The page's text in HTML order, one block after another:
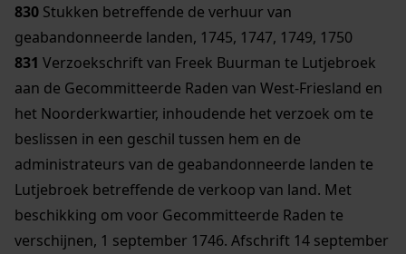
830 Stukken betreffende de verhuur van
geabandonneerde landen, 1745, 1747, 1749, 1750
831 Verzoekschrift van Freek Buurman te Lutjebroek
aan de Gecommitteerde Raden van West-Friesland en
het Noorderkwartier, inhoudende het verzoek om te
beslissen in een geschil tussen hem en de
administrateurs van de geabandonneerde landen te
Lutjebroek betreffende de verkoop van land. Met
beschikking om voor Gecommitteerde Raden te
verschijnen, 1 september 1746. Afschrift 14 september